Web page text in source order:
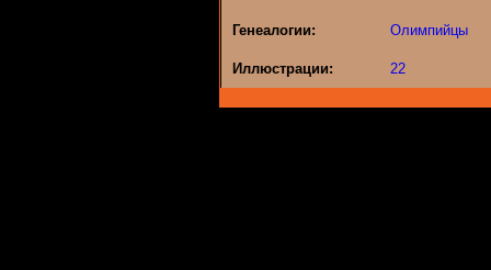
Генеалогии: Олимпийцы
Иллюстрации: 22